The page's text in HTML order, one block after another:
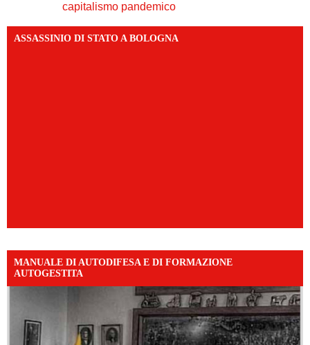
capitalismo pandemico
ASSASSINIO DI STATO A BOLOGNA
MANUALE DI AUTODIFESA E DI FORMAZIONE
AUTOGESTITA